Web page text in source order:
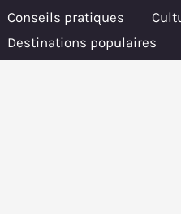
Conseils pratiques
Destinations populaires